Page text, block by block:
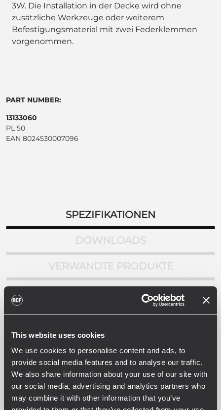
This website uses cookies
We use cookies to personalise content and ads, to
provide social media features and to analyse our traffic.
We also share information about your use of our site with
our social media, advertising and analytics partners who
may combine it with other information that you’ve
3W. Die Installation in der Decke wird ohne
zusätzliche Werkzeuge oder weiterem
Befestigungsmaterial mit zwei Federklemmen
vorgenommen.
PART NUMBER:
13133060
PL 50
EAN 8024530007096
SPEZIFIKATIONEN
DOWNLOADS
VERWANDTE PRODUKTE
SPEZIFIKATION
Frequenzgang (-10dB)
Max SPL @ 1m:
Abdeckungswinkel:
150°
System-Empfindlichkeit
90 dB